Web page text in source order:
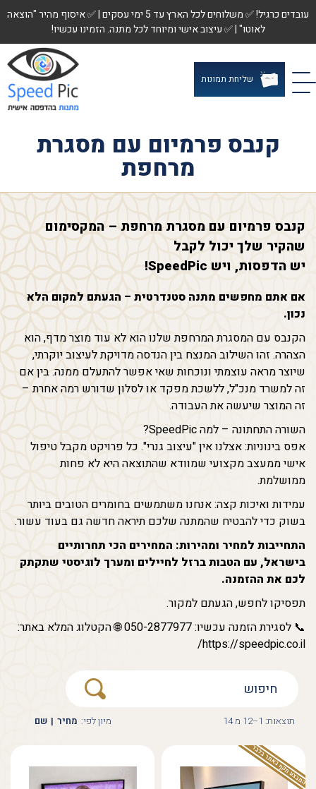
עובדים כרגיל! ✅ משלוחים לכל הארץ עד 5 ימי עסקים | ✅ איסוף מהיר "הוצאה
לאוטו" | ✅ עיצוב אישי ומיוחד לכל מתנה. הזמינו עכשיו!
שליחת תמונות
קנבס פרמיום עם מסגרת
מרחפת
קנבס פרמיום עם מסגרת מרחפת – המקסימום
שהקיר שלך יכול לקבל
יש הדפסות, ויש SpeedPic!
אם אתם מחפשים מתנה סטנדרטית – הגעתם למקום הלא
נכון.
הקנבס עם המסגרת המרחפת שלנו הוא לא עוד מוצר מדף, הוא
הצהרה. זהו השילוב המנצח בין הנדסה מדויקת לעיצוב יוקרתי,
שיוצר מראה עוצמתי ונוכחות שאי אפשר להתעלם ממנה. בין אם
זה למשרד מנכ"ל, ללשכת מפקד או לסלון שדורש רמה אחרת –
זה המוצר שיעשה את העבודה.
השורה התחתונה – למה SpeedPic?
אפס בינוניות: אצלנו אין "עיצוב גנרי". כל פרויקט מקבל טיפול
אישי ממעצב מקצועי שמוודא שהתוצאה היא לא פחות
ממושלמת.
עמידות ואיכות קצה: אנחנו משתמשים בחומרים הטובים ביותר
בשוק כדי להבטיח שהמתנה שלכם תיראה חדשה גם בעוד עשור.
התחייבות למחיר ומהירות: המחירים הכי תחרותיים
בישראל, עם הטבות ברזל לחיילים ומערך לוגיסטי שתקתק
לכם את ההזמנה.
תפסיקו לחפש, הגעתם למקור.
📞 לסגירת הזמנה עכשיו: 050-2877977 🌐 הקטלוג המלא באתר:
https://speedpic.co.il/
תוצאות: 1–12 מ 14 מיון לפי: מחיר | שם
המבצע תקף באתר בלבד